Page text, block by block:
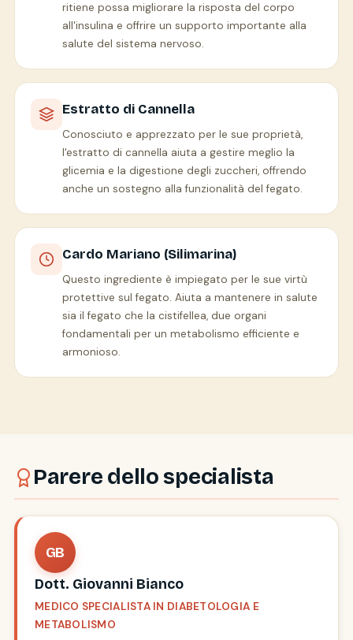
ritiene possa migliorare la risposta del corpo
all'insulina e offrire un supporto importante alla
salute del sistema nervoso.
Estratto di Cannella
Conosciuto e apprezzato per le sue proprietà,
l'estratto di cannella aiuta a gestire meglio la
glicemia e la digestione degli zuccheri, offrendo
anche un sostegno alla funzionalità del fegato.
Cardo Mariano (Silimarina)
Questo ingrediente è impiegato per le sue virtù
protettive sul fegato. Aiuta a mantenere in salute
sia il fegato che la cistifellea, due organi
fondamentali per un metabolismo efficiente e
armonioso.
Parere dello specialista
GB
Dott. Giovanni Bianco
MEDICO SPECIALISTA IN DIABETOLOGIA E
METABOLISMO